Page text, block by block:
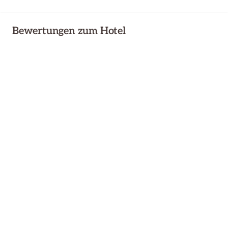
Bewertungen zum Hotel